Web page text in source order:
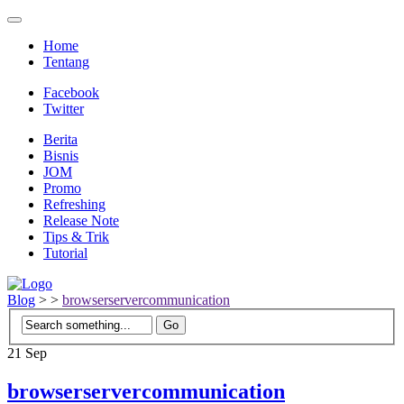
Home
Tentang
Facebook
Twitter
Berita
Bisnis
JOM
Promo
Refreshing
Release Note
Tips & Trik
Tutorial
Blog > > browserservercommunication
21 Sep
browserservercommunication